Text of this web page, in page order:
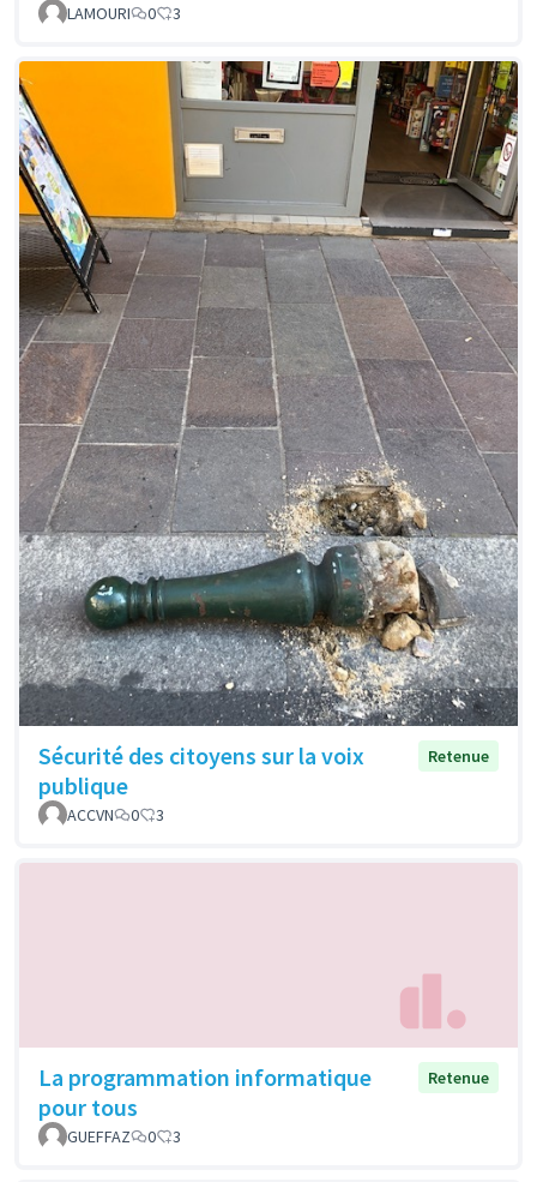
LAMOURI 0 3
Sécurité des citoyens sur la voix
publique
Retenue
ACCVN 0 3
La programmation informatique
pour tous
Retenue
GUEFFAZ 0 3